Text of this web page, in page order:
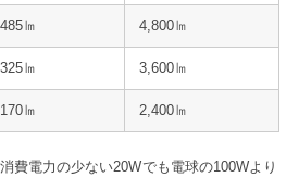
485㏐ 4,800㏐
325㏐ 3,600㏐
170㏐ 2,400㏐
費電力の少ない20Wでも電球の100Wより